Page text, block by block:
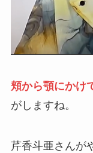
頬から顎にかけ
がしますね。
芹香斗亜さんが